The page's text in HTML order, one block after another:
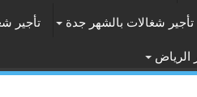
تأجير شغالات بالشهر جدة تأجير
الرياض